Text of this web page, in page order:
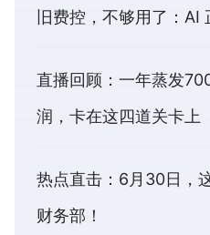
旧费控，不够用了：AI
直播回顾：一年蒸发
润，卡在这四道关卡上
热点直击：6月30日，
财务部！